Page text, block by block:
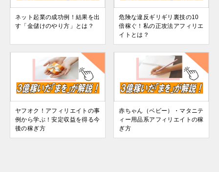
ネット起業の成功例！結果を出
す「金儲けのやり方」とは？
危険な違反ギリギリ裏技の10
倍稼ぐ！私の正攻法アフィリエ
イトとは？
ヤフオク！アフィリエイトの事
例から学ぶ！安定収益を得る今
後の稼ぎ方
赤ちゃん（ベビー）・マタニテ
ィー用品系アフィリエイトの稼
ぎ方